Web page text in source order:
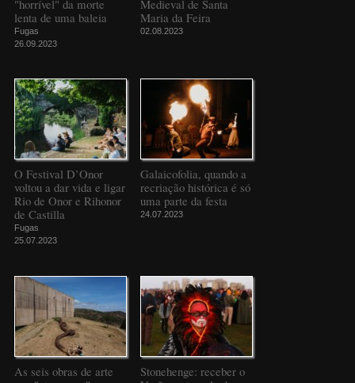
"horrível" da morte
lenta de uma baleia
Fugas
26.09.2023
Medieval de Santa
Maria da Feira
02.08.2023
O Festival D’Onor
voltou a dar vida e ligar
Rio de Onor e Rihonor
de Castilla
Fugas
25.07.2023
Galaicofolia, quando a
recriação histórica é só
uma parte da festa
24.07.2023
As seis obras de arte
Stonehenge: receber o